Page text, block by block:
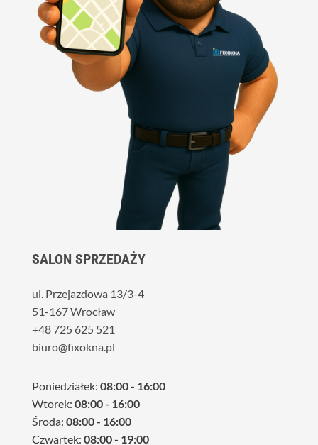
SALON SPRZEDAŻY
ul. Przejazdowa 13/3-4
51-167 Wrocław
+48 725 625 521
biuro@fixokna.pl
Poniedziałek: 08:00 - 16:00
Wtorek: 08:00 - 16:00
Środa: 08:00 - 16:00
Czwartek: 08:00 - 19:00